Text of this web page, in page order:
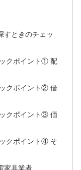
すときのチェッ
クポイント① 配
クポイント② 借
クポイント③ 価
クポイント④ そ
家具業者